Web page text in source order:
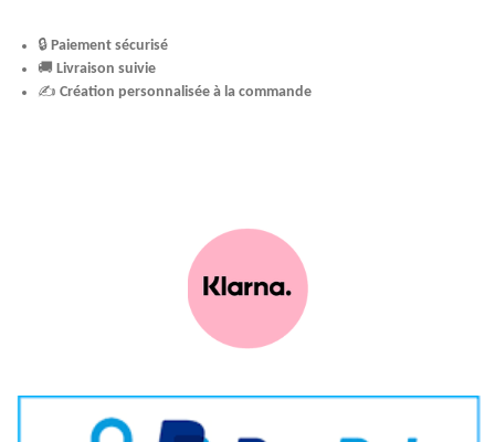
🔒Paiement sécurisé
🚚 Livraison suivie
✍️ Création personnalisée à la commande